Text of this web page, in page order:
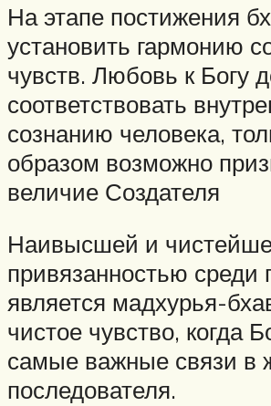
На этапе постижения
установить гармонию
чувств. Любовь к Богу
соответствовать
сознанию человека,
образом возможно
величие Создателя
Наивысшей и
привязанностью среди
является мадхурья-
чистое чувство, когда
самые важные связи в
последователя.